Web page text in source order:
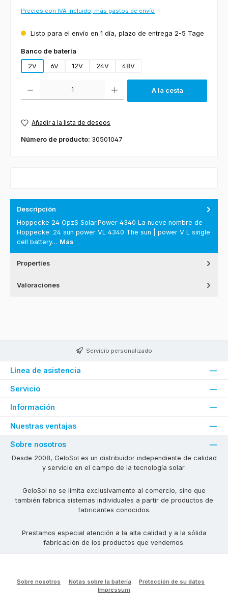
Precios con IVA incluido, más gastos de envío
Listo para el envío en 1 día, plazo de entrega 2-5 Tage
Seleccione
Banco de batería
2V
6V 12V 24V 48V
A la cesta
Añadir a la lista de deseos
Número de producto: 30501047
Descripción
Hoppecke 24 OpzS Solar.Power 4340 La nueve nombre de
Hoppecke: 24 sun power VL 4340 The sun | power V L single
cell battery… Más
Properties
Valoraciones
Servicio personalizado
Línea de asistencia
Servicio
Información
Nuestras ventajas
Sobre nosotros
Desde 2008, GeloSol es un distribuidor independiente de calidad
y servicio en el campo de la tecnología solar.
GeloSol no se limita exclusivamente al comercio, sino que
también fabrica sistemas individuales a partir de productos de
fabricantes conocidos.
Prestamos especial atención a la alta calidad y a la sólida
fabricación de los productos que vendemos.
Sobre nosotros Notas sobre la batería
Protección de su datos
Impressum